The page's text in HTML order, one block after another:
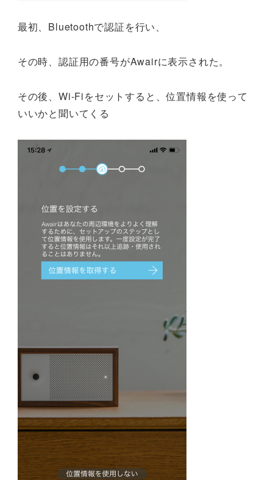
最初、Bluetoothで認証を行い、
その時、認証用の番号がAwairに表示された。
その後、Wi-Fiをセットすると、位置情報を使って
いいかと聞いてくる